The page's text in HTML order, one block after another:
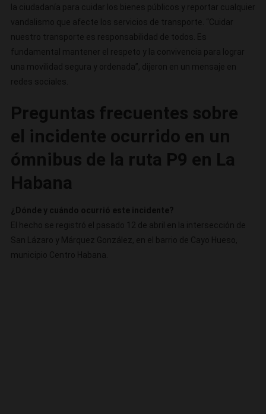
la ciudadanía para cuidar los bienes públicos y reportar cualquier
vandalismo que afecte los servicios de transporte. “Cuidar
nuestro transporte es responsabilidad de todos. Es
fundamental mantener el respeto y la convivencia para lograr
una movilidad segura y ordenada”, dijeron en un mensaje en
redes sociales.
Preguntas frecuentes sobre
el incidente ocurrido en un
ómnibus de la ruta P9 en La
Habana
¿Dónde y cuándo ocurrió este incidente?
El hecho se registró el pasado 12 de abril en la intersección de
San Lázaro y Márquez González, en el barrio de Cayo Hueso,
municipio Centro Habana.